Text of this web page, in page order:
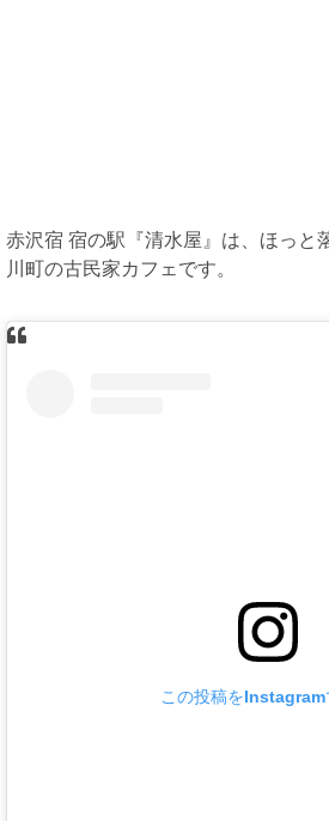
赤沢宿 宿の駅『清水屋』は、ほっと
川町の古民家カフェです。
この投稿をInstagram